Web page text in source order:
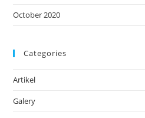
October 2020
Categories
Artikel
Galery